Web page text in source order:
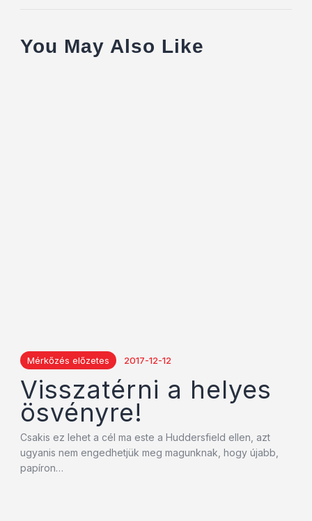
You May Also Like
Mérkőzés előzetes 2017-12-12
Visszatérni a helyes
ösvényre!
Csakis ez lehet a cél ma este a Huddersfield ellen, azt
ugyanis nem engedhetjük meg magunknak, hogy újabb,
papíron…